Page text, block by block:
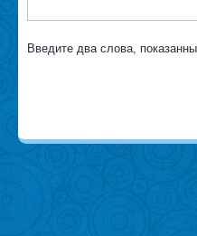
Введите два слова,